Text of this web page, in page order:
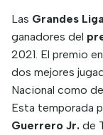
Las Grandes
ganadores del
2021. El premio
dos mejores
Nacional como
Esta temporada
Guerrero Jr. de